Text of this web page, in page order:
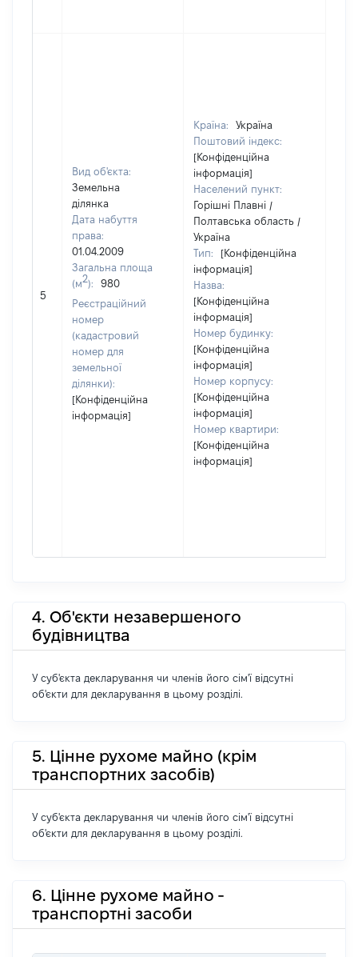
5
Вид об'єкта:
Земельна
ділянка
Дата набуття
права:
01.04.2009
Загальна площа
(м2):
980
Реєстраційний
номер
(кадастровий
номер для
земельної
ділянки):
[Конфіденційна
інформація]
Країна:
Україна
Поштовий індекс:
[Конфіденційна
інформація]
Населений пункт:
Горішні Плавні /
Полтавська область /
Україна
Тип:
[Конфіденційна
інформація]
Назва:
[Конфіденційна
інформація]
Номер будинку:
[Конфіденційна
інформація]
Номер корпусу:
[Конфіденційна
інформація]
Номер квартири:
[Конфіденційна
інформація]
4. Об'єкти незавершеного
будівництва
У суб'єкта декларування чи членів його сім'ї відсутні
об'єкти для декларування в цьому розділі.
5. Цінне рухоме майно (крім
транспортних засобів)
У суб'єкта декларування чи членів його сім'ї відсутні
об'єкти для декларування в цьому розділі.
6. Цінне рухоме майно -
транспортні засоби